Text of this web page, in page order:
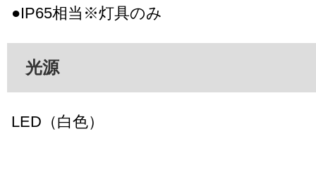
●IP65相当※灯具のみ
光源
LED（白色）